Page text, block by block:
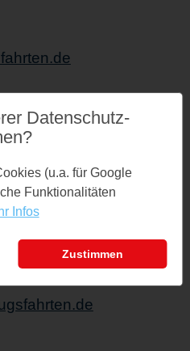
Datenschutz­
(u.a. für Google
Funktionalitäten
Infos
Zustimmen